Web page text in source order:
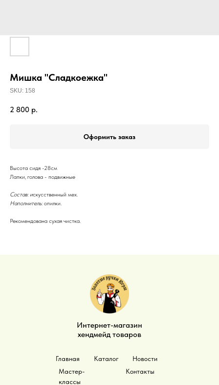
Мишка "Сладкоежка"
SKU: 158
2 800 р.
Оформить заказ
Высота сидя -28см
Лапки, голова - подвижные
Состав: искусственный мех.
Наполнитель: опилки.
Рекомендована сухая чистка.
Интернет-магазин
хендмейд товаров
Главная Каталог
Новости
Мастер-
классы
Контакты